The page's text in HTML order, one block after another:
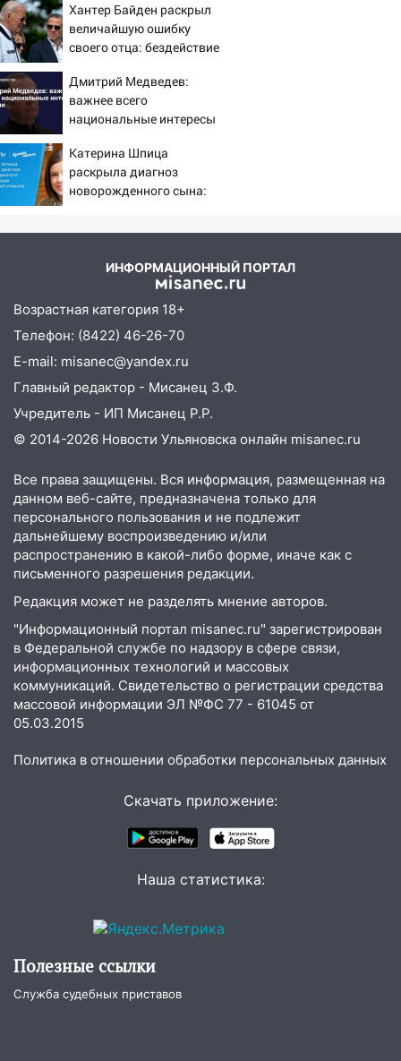
шестилетнего ребёнка на улице
Федерации: возбуждено уголовное дело
11:16
мужчину, пропавшего ещё 19 июля
10:30
От мотофристайла до прогулки с
хаски: куда сходить в Ульяновской
области 8–9 августа
10:11
Директора ульяновской
«Нефтяной топливной компании» будут
судить за неуплату 48,4 млн рублей
Дети на дорогах: пострадали
велосипедисты, мотоциклисты и
пешеходы. Обзор крупных аварий в
Ульяновской области
Поджог со свечой, 16 сгоревших
домов и выстрел за водку
07:50
Какая погоды будет днем 8
августа
06:45 Императорский мост в
Ульяновске останется закрытым до
утра 10 августа
05:18 Судьба готовит сюрприз: гороскоп
на 8 августа — кому повезет с
встреча
04:47 В Ульяновской области объявили
ракетную опасность: звучат сирены
07.08.2026
20:40 Ульяновские аграрии смогут
до декабря
В следственном управлении
состоялось торжественное
мероприятие, приуроченное к
празднованию Дня сотрудника органов
следствия Российской Федерации
поддержать «Симбирскую чебурашку»
на фестивале «ФормАРТ»
18:11 Ульяновская область стала
пилотным регионом проекта
Хантер Байден раскрыл
величайшую ошибку
своего отца: бездействие
Дмитрий Медведев:
важнее всего
национальные интересы
Катерина Шпица
раскрыла диагноз
новорожденного сына:
ИНФОРМАЦИОННЫЙ ПОРТАЛ
Возрастная категория 18+
Телефон: (8422) 46-26-70
E-mail: misanec@yandex.ru
Главный редактор - Мисанец З.Ф.
Учредитель - ИП Мисанец Р.Р.
© 2014-2026 Новости Ульяновска онлайн misanec.ru
Все права защищены. Вся информация, размещенная на
данном веб-сайте, предназначена только для
персонального пользования и не подлежит
дальнейшему воспроизведению и/или
распространению в какой-либо форме, иначе как с
письменного разрешения редакции.
Редакция может не разделять мнение авторов.
"Информационный портал misanec.ru" зарегистрирован
в Федеральной службе по надзору в сфере связи,
информационных технологий и массовых
коммуникаций. Свидетельство о регистрации средства
массовой информации ЭЛ №ФС 77 - 61045 от
05.03.2015
Политика в отношении обработки персональных данных
Скачать приложение:
Наша статистика:
Полезные ссылки
Служба судебных приставов